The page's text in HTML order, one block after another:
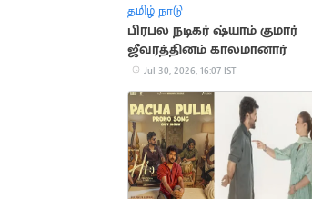
தமிழ் நாடு
பிரபல நடிகர் ஷ்யாம் குமார்
ஜீவரத்தினம் காலமானார்
Jul 30, 2026, 16:07 IST